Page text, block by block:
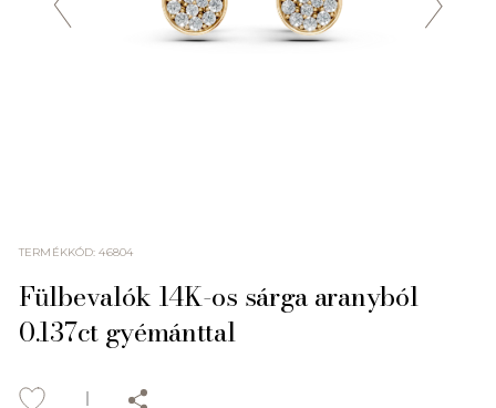
TERMÉKKÓD:46804
Fülbevalók 14K-os sárga aranyból
0.137ct gyémánttal